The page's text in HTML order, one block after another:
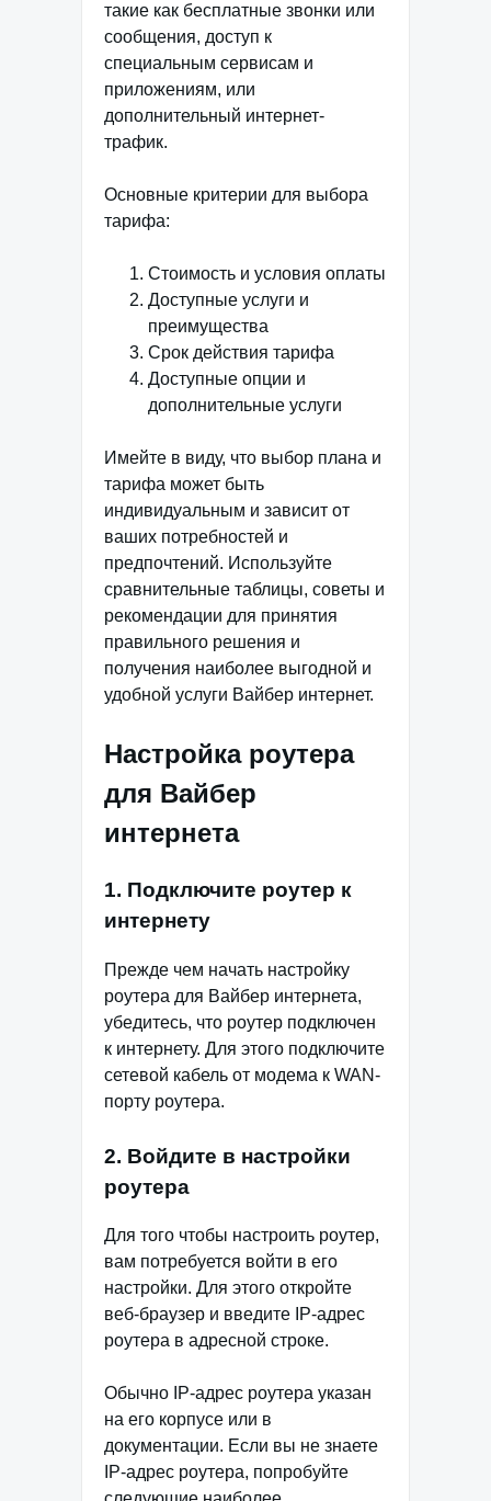
такие как бесплатные звонки или
сообщения, доступ к
специальным сервисам и
приложениям, или
дополнительный интернет-
трафик.
Основные критерии для выбора
тарифа:
Стоимость и условия оплаты
Доступные услуги и
преимущества
Срок действия тарифа
Доступные опции и
дополнительные услуги
Имейте в виду, что выбор плана и
тарифа может быть
индивидуальным и зависит от
ваших потребностей и
предпочтений. Используйте
сравнительные таблицы, советы и
рекомендации для принятия
правильного решения и
получения наиболее выгодной и
удобной услуги Вайбер интернет.
Настройка роутера
для Вайбер
интернета
1. Подключите роутер к
интернету
Прежде чем начать настройку
роутера для Вайбер интернета,
убедитесь, что роутер подключен
к интернету. Для этого подключите
сетевой кабель от модема к WAN-
порту роутера.
2. Войдите в настройки
роутера
Для того чтобы настроить роутер,
вам потребуется войти в его
настройки. Для этого откройте
веб-браузер и введите IP-адрес
роутера в адресной строке.
Обычно IP-адрес роутера указан
на его корпусе или в
документации. Если вы не знаете
IP-адрес роутера, попробуйте